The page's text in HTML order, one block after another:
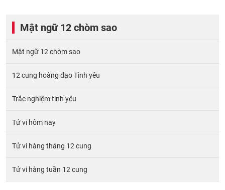
Mật ngữ 12 chòm sao
Mật ngữ 12 chòm sao
12 cung hoàng đạo Tình yêu
Trắc nghiệm tình yêu
Tử vi hôm nay
Tử vi hàng tháng 12 cung
Tử vi hàng tuần 12 cung